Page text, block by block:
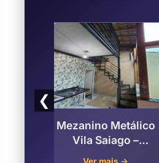
❮
Mezanino Metálico
Vila Saiago –
Guarulhos